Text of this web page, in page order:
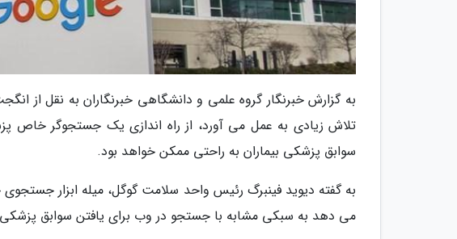
به گزارش خبرنگار گروه علمی و دانشگاهی خبرنگاران به نقل از
تلاش زیادی به عمل می آورد، از راه اندازی یک جستجوگر خاص
سوابق پزشکی بیماران به راحتی ممکن خواهد بود.
به گفته دیوید فینبرگ رئیس واحد سلامت گوگل، میله ابزار
می دهد به سبکی مشابه با جستجو در وب برای یافتن سوابق پزشکی